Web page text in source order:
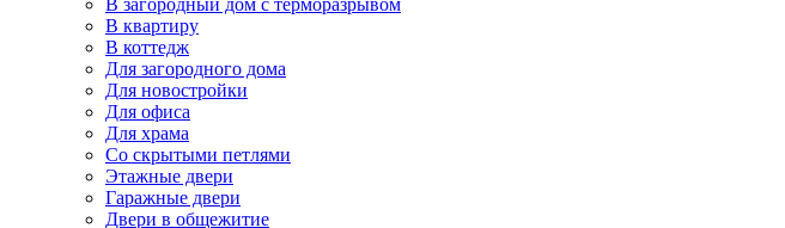
В загородный дом с терморазрывом
В квартиру
В коттедж
Для загородного дома
Для новостройки
Для офиса
Для храма
Со скрытыми петлями
Этажные двери
Гаражные двери
Двери в общежитие